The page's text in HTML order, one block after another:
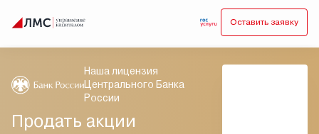
Оставить заявку
Наша лицензия
Центрального Банка
России
Продать акции